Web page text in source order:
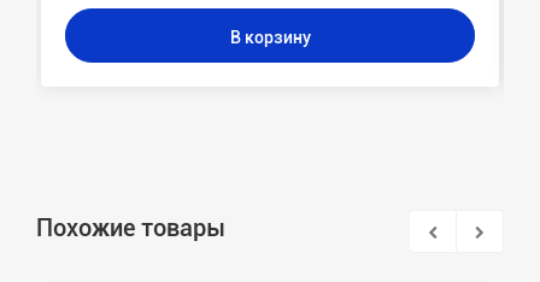
В корзину
Похожие товары